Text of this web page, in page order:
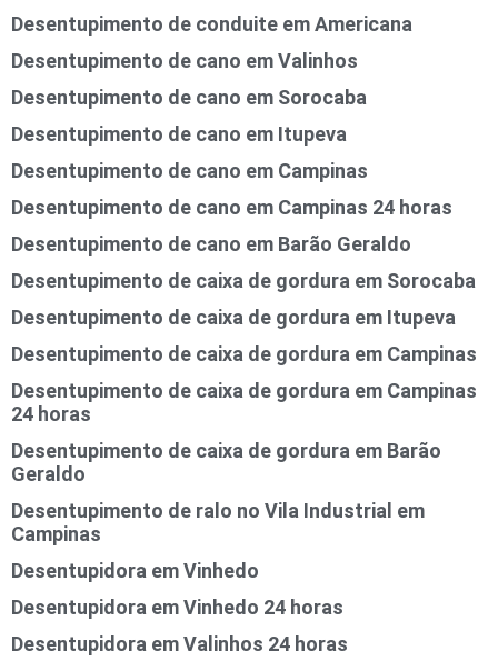
Desentupimento de conduite em Americana
Desentupimento de cano em Valinhos
Desentupimento de cano em Sorocaba
Desentupimento de cano em Itupeva
Desentupimento de cano em Campinas
Desentupimento de cano em Campinas 24 horas
Desentupimento de cano em Barão Geraldo
Desentupimento de caixa de gordura em Sorocaba
Desentupimento de caixa de gordura em Itupeva
Desentupimento de caixa de gordura em Campinas
Desentupimento de caixa de gordura em Campinas
24 horas
Desentupimento de caixa de gordura em Barão
Geraldo
Desentupimento de ralo no Vila Industrial em
Campinas
Desentupidora em Vinhedo
Desentupidora em Vinhedo 24 horas
Desentupidora em Valinhos 24 horas